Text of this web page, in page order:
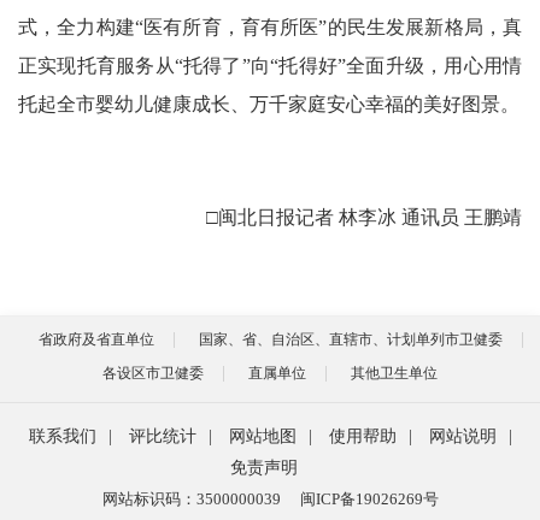
式，全力构建“医有所育，育有所医”的民生发展新格局，真
正实现托育服务从“托得了”向“托得好”全面升级，用心用情
托起全市婴幼儿健康成长、万千家庭安心幸福的美好图景。
□闽北日报记者 林李冰 通讯员 王鹏靖
省政府及省直单位
国家、省、自治区、直辖市、计划单列市卫健委
各设区市卫健委
直属单位 其他卫生单位
联系我们 评比统计 网站地图 使用帮助 网站说明
免责声明
网站标识码：3500000039
闽ICP备19026269号